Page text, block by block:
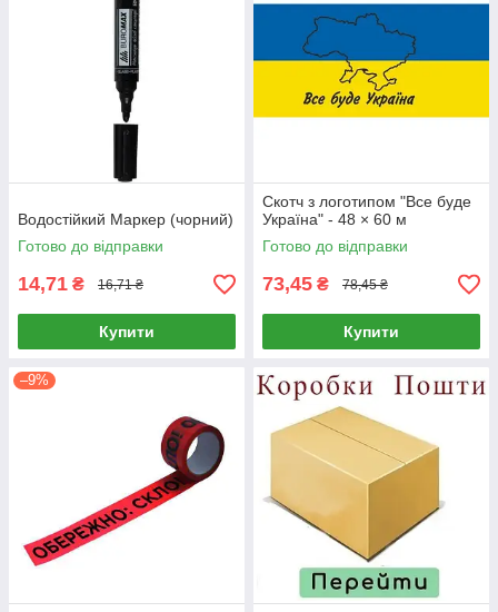
Водостійкий Маркер (чорний)
Готово до відправки
14,71 ₴ 16,71 ₴
Купити
Скотч з логотипом "Все буде
Україна" - 48 × 60 м
Готово до відправки
73,45 ₴ 78,45 ₴
Купити
–9%